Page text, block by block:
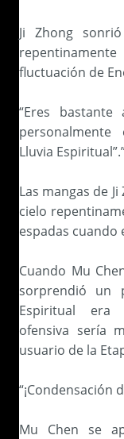
Ji Zhong
fluctuación de
“Eres
Lluvia
Las mangas de
cielo
espadas cuando
Cuando Mu
sorprendió un
Espiritual era
ofensiva sería
usuario de la
“¡Condensación
Mu Chen se